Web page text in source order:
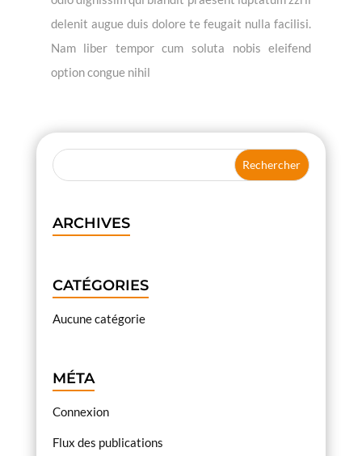
delenit augue duis dolore te feugait nulla facilisi.
Nam liber tempor cum soluta nobis eleifend
option congue nihil
ARCHIVES
CATÉGORIES
Aucune catégorie
MÉTA
Connexion
Flux des publications